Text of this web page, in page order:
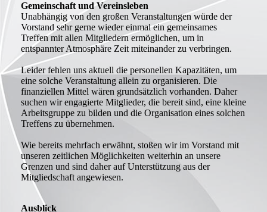
Gemeinschaft und Vereinsleben
Unabhängig von den großen Veranstaltungen würde der
Vorstand sehr gerne wieder einmal ein gemeinsames
Treffen mit allen Mitgliedern ermöglichen, um in
entspannter Atmosphäre Zeit miteinander zu verbringen.
Leider fehlen uns aktuell die personellen Kapazitäten, um
eine solche Veranstaltung allein zu organisieren. Die
finanziellen Mittel wären grundsätzlich vorhanden. Daher
suchen wir engagierte Mitglieder, die bereit sind, eine kleine
Arbeitsgruppe zu bilden und die Organisation eines solchen
Treffens zu übernehmen.
Wie bereits mehrfach erwähnt, stoßen wir im Vorstand mit
unseren zeitlichen Möglichkeiten weiterhin an unsere
Grenzen und sind daher auf Unterstützung aus der
Mitgliedschaft angewiesen.
Ausblick